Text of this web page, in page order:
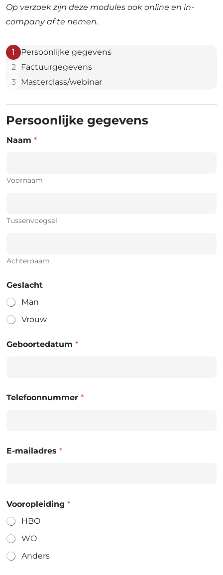
Op verzoek zijn deze modules ook online en in-
company af te nemen.
1
Persoonlijke gegevens
2
Factuurgegevens
3
Masterclass/webinar
Persoonlijke gegevens
Naam *
Voornaam
Tussenvoegsel
Achternaam
Geslacht
Man
Vrouw
Geboortedatum *
Telefoonnummer *
E-mailadres *
Vooropleiding *
HBO
WO
Anders